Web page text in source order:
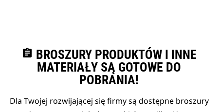
assignment BROSZURY PRODUKTÓW I INNE
MATERIAŁY SĄ GOTOWE DO
POBRANIA!
Dla Twojej rozwijającej się firmy są dostępne broszury